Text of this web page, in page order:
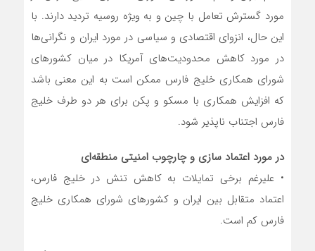
مورد گسترش تعامل با چین و به ویژه روسیه تردید دارند. با
این حال، انزوای اقتصادی و سیاسی در مورد ایران و نگرانی‌ها
در مورد کاهش محدودیت‌های آمریکا در میان کشور‌های
شورای همکاری خلیج فارس ممکن است به این معنی باشد
که افزایش همکاری با مسکو و پکن برای هر دو طرف خلیج
فارس اجتناب ناپذیر شود.
در مورد اعتماد سازی و چارچوب امنیتی منطقه‌ای
• علیرغم برخی تمایلات به کاهش تنش در خلیج فارس،
اعتماد متقابل بین ایران و کشور‌های شورای همکاری خلیج
فارس کم است.